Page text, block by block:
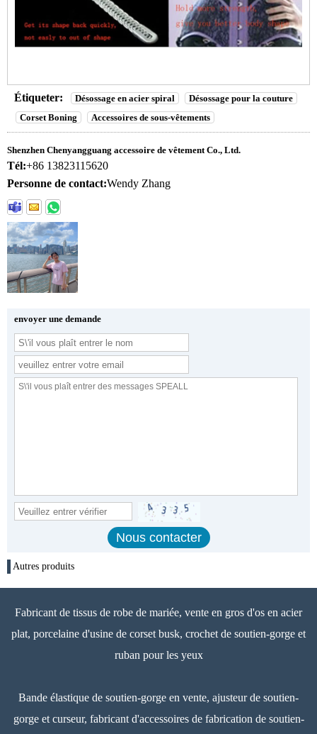
Étiqueter: Désossage en acier spiral
Désossage pour la couture
Corset Boning
Accessoires de sous-vêtements
Shenzhen Chenyangguang accessoire de vêtement Co., Ltd.
Tél:+86 13823115620
Personne de contact:Wendy Zhang
envoyer une demande
Autres produits
Fabricant de tissus de robe de mariée, vente en gros d'os en acier
plat, porcelaine d'usine de corset busk, crochet de soutien-gorge et
ruban pour les yeux
Bande élastique de soutien-gorge en vente, ajusteur de soutien-
gorge et curseur, fabricant d'accessoires de fabrication de soutien-